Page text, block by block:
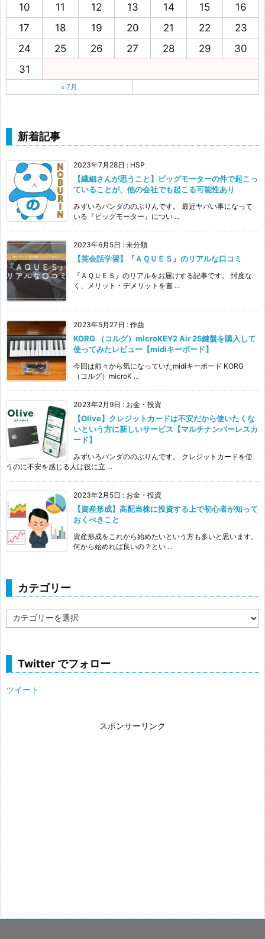
10
11 12 13 14 15
16
17
18 19 20 21 22
23
24
25 26 27 28 29
30
31
« 7月
新着記事
2023年7月28日 : HSP
【繊細さんが思うこと】ビッグモーターの件で起こっ
ていることが、他の会社でも起こる可能性あり
みずいろパンダののぶりんです。 最近ヤバい事になって
いる『ビッグモーター』につい ...
2023年6月5日 : 未分類
【英会話学習】『ＡＱＵＥＳ』のリアルな口コミ
『ＡＱＵＥＳ』のリアルをお届けする記事です。 忖度な
く、メリット・デメリットを書 ...
2023年5月27日 : 作曲
KORG （コルグ）microKEY2 Air 25鍵盤を購入して
使ってみたレビュー【midiキーボード】
今回は前々から気になっていたmidiキーボード KORG
（コルグ）microK ...
2023年2月9日 : お金・投資
【Olive】クレジットカードは不安だから使いたくな
いという方に新しいサービス【マルチナンバーレスカ
ード】
みずいろパンダののぶりんです。 クレジットカードを使
うのに不安を感じる人は役に立 ...
2023年2月5日 : お金・投資
【資産形成】高配当株に投資する上で初心者が知って
おくべきこと
資産形成をこれから始めたいという方も多いと思います。
何から始めれば良いの？とい ...
カテゴリー
テ
Twitter でフォロー
ツイート
スポンサーリンク